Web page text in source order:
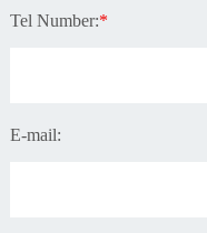
Tel Number:*
E-mail: